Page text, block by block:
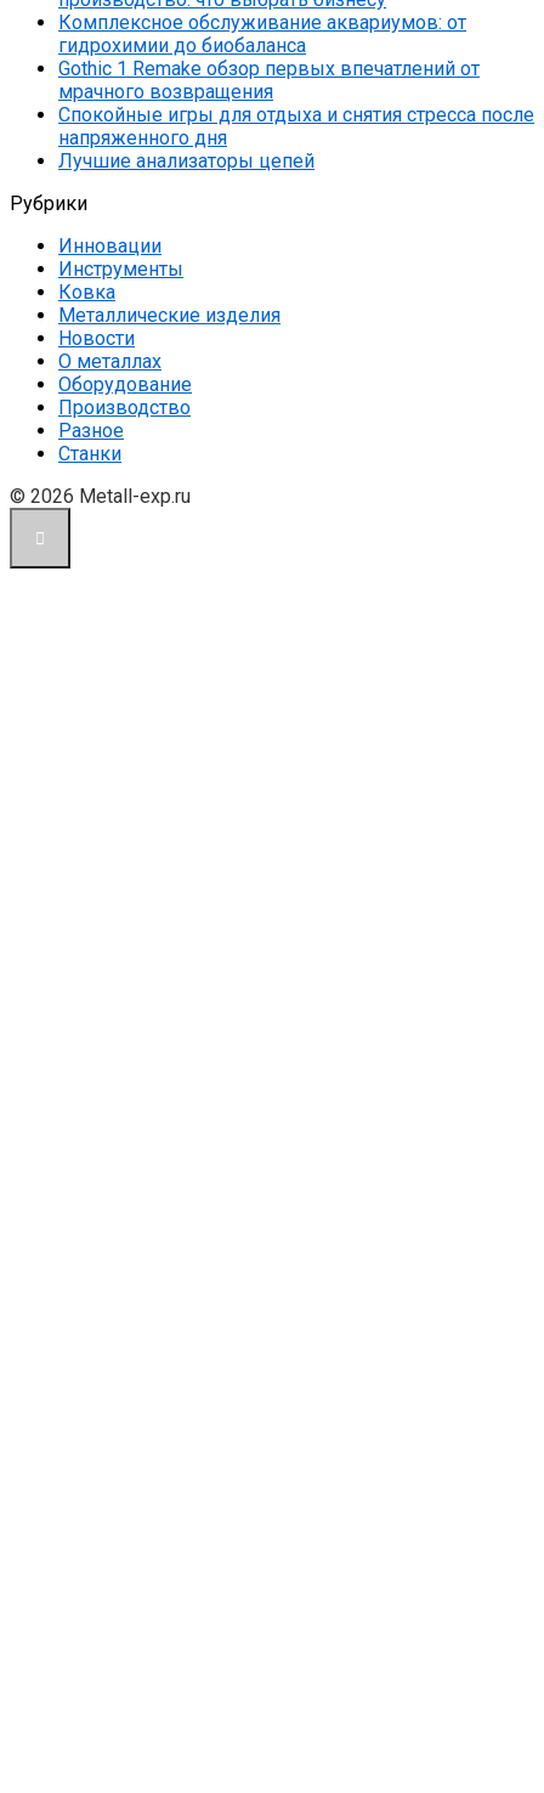
Комплексное обслуживание аквариумов: от
гидрохимии до биобаланса
Gothic 1 Remake обзор первых впечатлений от
мрачного возвращения
Спокойные игры для отдыха и снятия стресса после
напряженного дня
Лучшие анализаторы цепей
Рубрики
Инновации
Инструменты
Ковка
Металлические изделия
Новости
О металлах
Оборудование
Производство
Разное
Станки
© 2026 Metall-exp.ru